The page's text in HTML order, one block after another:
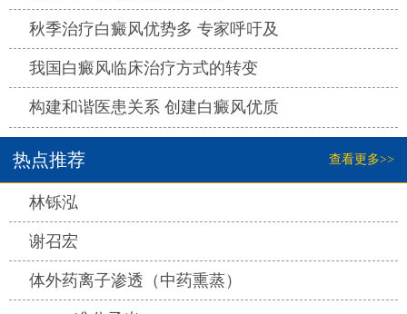
秋季治疗白癜风优势多 专家呼吁及
我国白癜风临床治疗方式的转变
构建和谐医患关系 创建白癜风优质
热点推荐 查看更多>>
林铄泓
谢召宏
体外药离子渗透（中药熏蒸）